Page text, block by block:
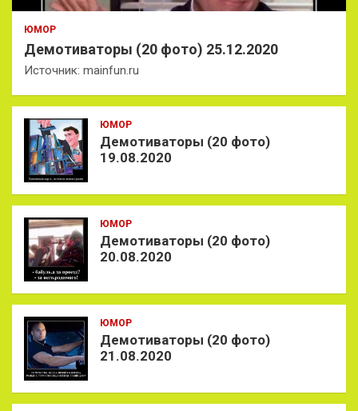
ЮМОР
Демотиваторы (20 фото) 25.12.2020
Источник: mainfun.ru
ЮМОР
Демотиваторы (20 фото)
19.08.2020
ЮМОР
Демотиваторы (20 фото)
20.08.2020
ЮМОР
Демотиваторы (20 фото)
21.08.2020